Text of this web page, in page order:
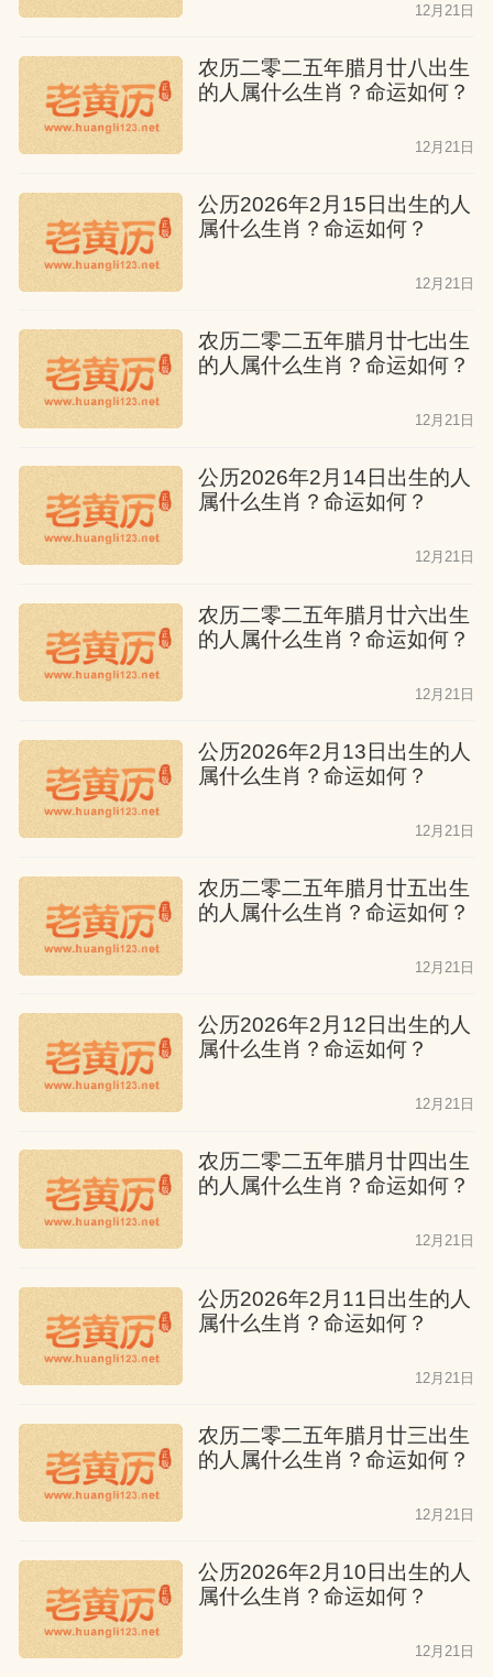
12月21日
农历二零二五年腊月廿八出生
的人属什么生肖？命运如何？
12月21日
公历2026年2月15日出生的人
属什么生肖？命运如何？
12月21日
农历二零二五年腊月廿七出生
的人属什么生肖？命运如何？
12月21日
公历2026年2月14日出生的人
属什么生肖？命运如何？
12月21日
农历二零二五年腊月廿六出生
的人属什么生肖？命运如何？
12月21日
公历2026年2月13日出生的人
属什么生肖？命运如何？
12月21日
农历二零二五年腊月廿五出生
的人属什么生肖？命运如何？
12月21日
公历2026年2月12日出生的人
属什么生肖？命运如何？
12月21日
农历二零二五年腊月廿四出生
的人属什么生肖？命运如何？
12月21日
公历2026年2月11日出生的人
属什么生肖？命运如何？
12月21日
农历二零二五年腊月廿三出生
的人属什么生肖？命运如何？
12月21日
公历2026年2月10日出生的人
属什么生肖？命运如何？
12月21日